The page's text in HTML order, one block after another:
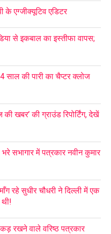
के एग्जीक्यूटिव एडिटर
से इकबाल का इस्तीफा वापस;
की पारी का चैप्टर क्लोज
खबर’ की ग्राउंड रिपोर्टिंग, देखें
सभागार में पत्रकार नवीन कुमार
रहे सुधीर चौधरी ने दिल्ली में एक
थी!
रखने वाले वरिष्ठ पत्रकार